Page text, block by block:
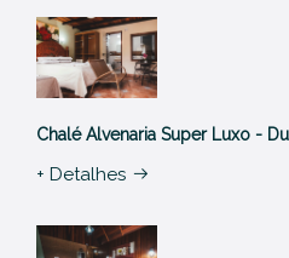
Chalé Alvenaria Super Luxo -
+ Detalhes